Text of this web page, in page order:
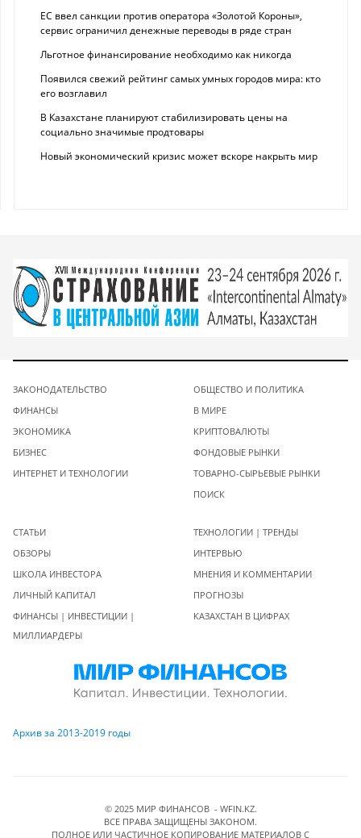
ЕС ввел санкции против оператора «Золотой Короны»,
сервис ограничил денежные переводы в ряде стран
Льготное финансирование необходимо как никогда
Появился свежий рейтинг самых умных городов мира: кто
его возглавил
В Казахстане планируют стабилизировать цены на
социально значимые продтовары
Новый экономический кризис может вскоре накрыть мир
ЗАКОНОДАТЕЛЬСТВО
ФИНАНСЫ
ЭКОНОМИКА
БИЗНЕС
ИНТЕРНЕТ И ТЕХНОЛОГИИ
ОБЩЕСТВО И ПОЛИТИКА
В МИРЕ
КРИПТОВАЛЮТЫ
ФОНДОВЫЕ РЫНКИ
ТОВАРНО-СЫРЬЕВЫЕ РЫНКИ
ПОИСК
СТАТЬИ
ОБЗОРЫ
ШКОЛА ИНВЕСТОРА
ЛИЧНЫЙ КАПИТАЛ
ФИНАНСЫ | ИНВЕСТИЦИИ |
МИЛЛИАРДЕРЫ
ТЕХНОЛОГИИ | ТРЕНДЫ
ИНТЕРВЬЮ
МНЕНИЯ И КОММЕНТАРИИ
ПРОГНОЗЫ
КАЗАХСТАН В ЦИФРАХ
Архив за 2013-2019 годы
© 2025 МИР ФИНАНСОВ - WFIN.KZ.
ВСЕ ПРАВА ЗАЩИЩЕНЫ ЗАКОНОМ.
ПОЛНОЕ ИЛИ ЧАСТИЧНОЕ КОПИРОВАНИЕ МАТЕРИАЛОВ C